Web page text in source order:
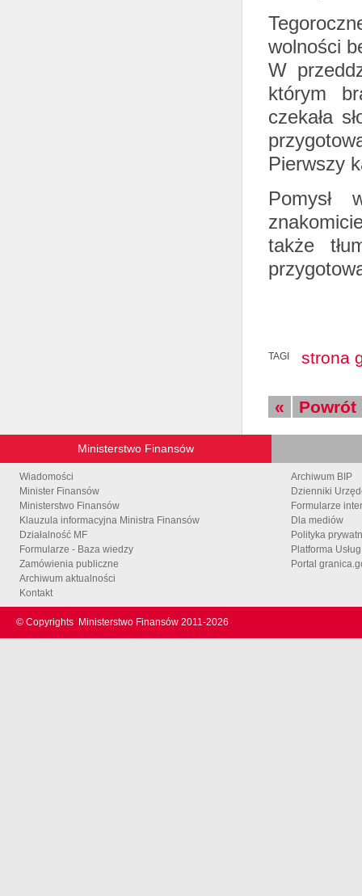
wolności
W
którym
czekała
Pierwszy
Pomysł
także
TAGI strona
« Powrót
Ministerstwo Finansów
Wiadomości
Minister Finansów
Ministerstwo Finansów
Klauzula informacyjna Ministra Finansów
Działalność MF
Formularze - Baza wiedzy
Zamówienia publiczne
Archiwum aktualności
Kontakt
Archiwum BIP
Dzienniki
Formularze
Dla mediów
Polityka
Platforma
Portal
© Copyrights Ministerstwo Finansów 2011-2026